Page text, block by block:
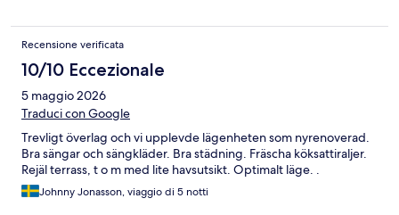
Recensione verificata
10/10 Eccezionale
5 maggio 2026
Traduci con Google
Trevligt överlag och vi upplevde lägenheten som nyrenoverad.
Bra sängar och sängkläder. Bra städning. Fräscha köksattiraljer.
Rejäl terrass, t o m med lite havsutsikt. Optimalt läge. .
Johnny Jonasson, viaggio di 5 notti